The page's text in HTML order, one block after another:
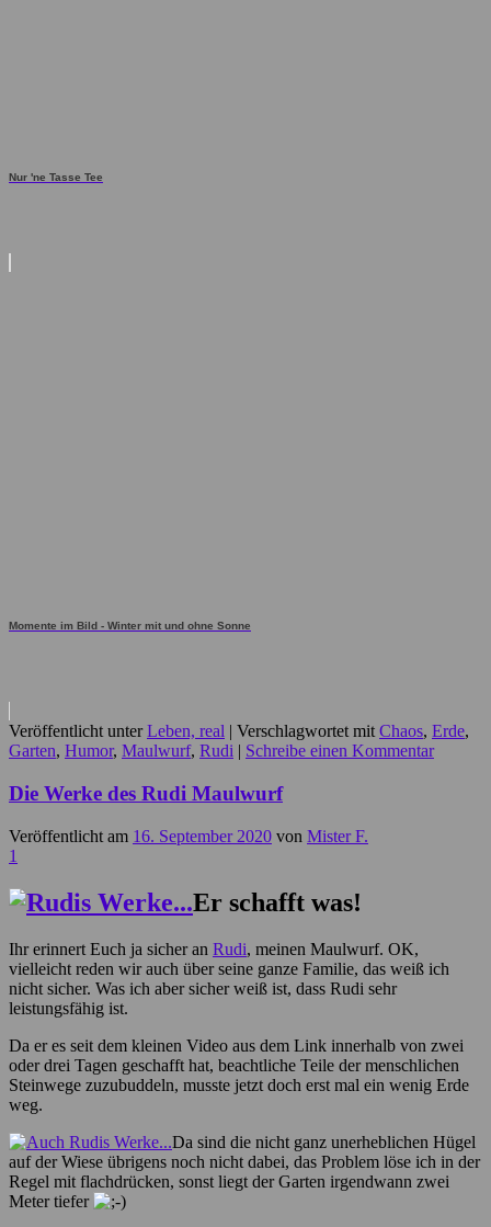
Nur 'ne Tasse Tee
Momente im Bild - Winter mit und ohne Sonne
Veröffentlicht unter Leben, real | Verschlagwortet mit Chaos, Erde,
Garten, Humor, Maulwurf, Rudi | Schreibe einen Kommentar
Die Werke des Rudi Maulwurf
Veröffentlicht am 16. September 2020 von Mister F.
1
Er schafft was!
Ihr erinnert Euch ja sicher an Rudi, meinen Maulwurf. OK,
vielleicht reden wir auch über seine ganze Familie, das weiß ich
nicht sicher. Was ich aber sicher weiß ist, dass Rudi sehr
leistungsfähig ist.
Da er es seit dem kleinen Video aus dem Link innerhalb von zwei
oder drei Tagen geschafft hat, beachtliche Teile der menschlichen
Steinwege zuzubuddeln, musste jetzt doch erst mal ein wenig Erde
weg.
Da sind die nicht ganz unerheblichen Hügel
auf der Wiese übrigens noch nicht dabei, das Problem löse ich in der
Regel mit flachdrücken, sonst liegt der Garten irgendwann zwei
Meter tiefer